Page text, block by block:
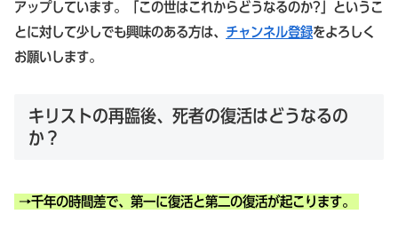
アップしています。「この世はこれからどうなるのか?」というこ
とに対して少しでも興味のある方は、 チャンネル登録をよろしく
お願いします。
キリストの再臨後、死者の復活はどうなるの
か？
→千年の時間差で、第一に復活と第二の復活が起こります。